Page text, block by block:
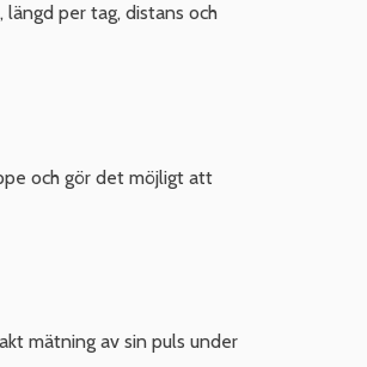
per tag, distans och
och gör det möjligt att
mätning av sin puls under